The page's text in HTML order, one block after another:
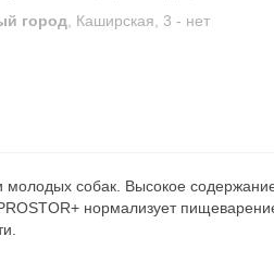
город , Каширская, 3 - нет
собак. Высокое
нормализует